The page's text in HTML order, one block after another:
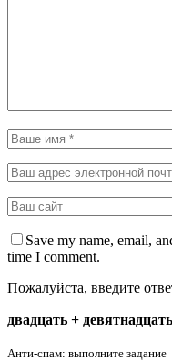
Save my name, email,
time I comment.
Пожалуйста, введите
двадцать +
Анти-спам: выполните задание